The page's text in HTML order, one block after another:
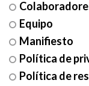
Equipo
Manifiesto
Política de
Política de